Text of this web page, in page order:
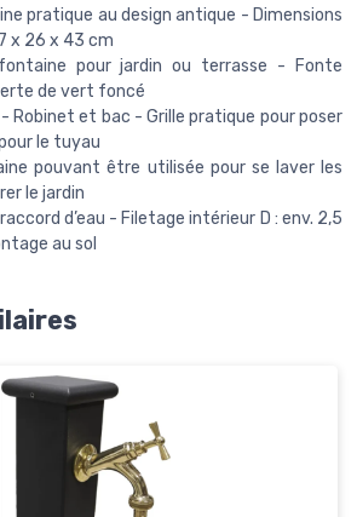
pratique au design antique - Dimensions
x 26 x 43 cm
pour jardin ou terrasse - Fonte
de vert foncé
Robinet et bac - Grille pratique pour poser
le tuyau
pouvant être utilisée pour se laver les
le jardin
d’eau - Filetage intérieur D : env. 2,5
au sol